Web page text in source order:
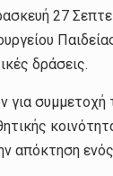
27
δράσεις.
για
απόκτηση